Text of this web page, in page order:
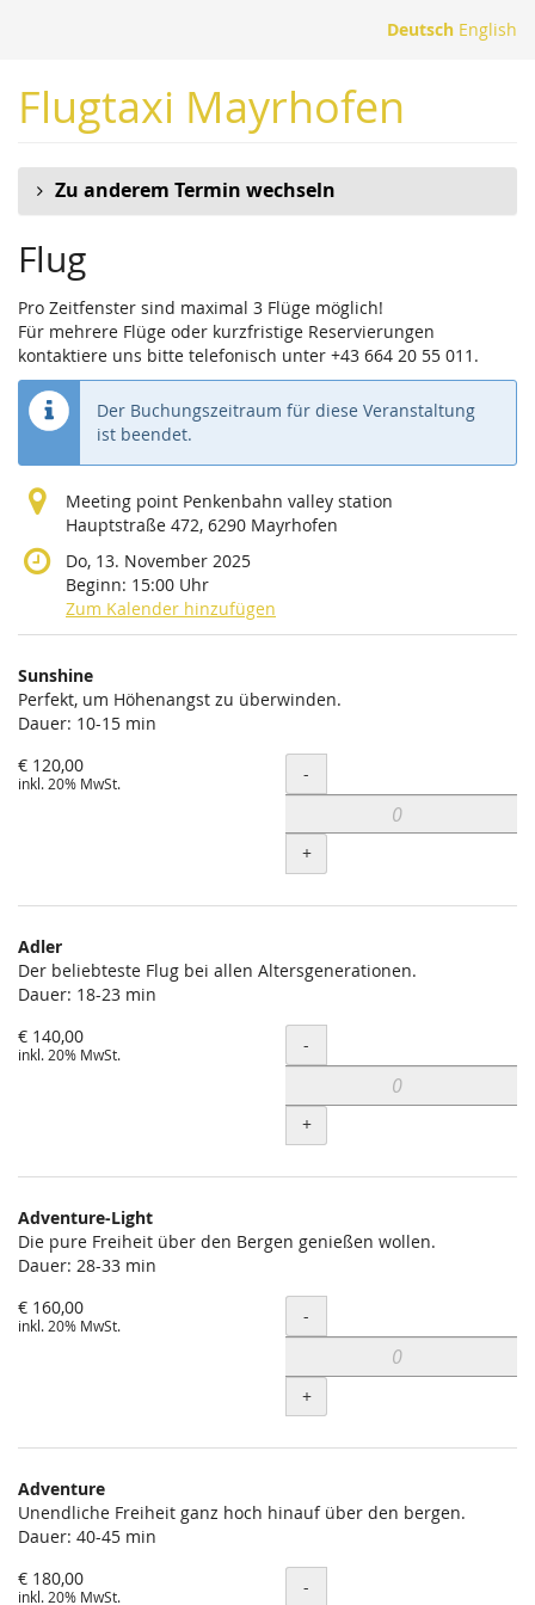
springen
Deutsch English
Flugtaxi Mayrhofen
Zu anderem Termin wechseln
Flug
Pro Zeitfenster sind maximal 3 Flüge möglich!
Für mehrere Flüge oder kurzfristige Reservierungen
kontaktiere uns bitte telefonisch unter +43 664 20 55 011.
Der Buchungszeitraum für diese Veranstaltung
ist beendet.
Meeting point Penkenbahn valley station
Hauptstraße 472, 6290 Mayrhofen
Do, 13. November 2025
Beginn: 15:00 Uhr
Zum Kalender hinzufügen
Produkte
Unkategorisierte
Produkte
Sunshine
Perfekt, um Höhenangst zu überwinden.
Dauer: 10-15 min
€ 120,00
inkl. 20% MwSt. Menge
-
+
Adler
Der beliebteste Flug bei allen Altersgenerationen.
Dauer: 18-23 min
€ 140,00
inkl. 20% MwSt. Menge
-
+
Adventure-Light
Die pure Freiheit über den Bergen genießen wollen.
Dauer: 28-33 min
€ 160,00
inkl. 20% MwSt. Menge
-
+
Adventure
Unendliche Freiheit ganz hoch hinauf über den bergen.
Dauer: 40-45 min
€ 180,00
inkl. 20% MwSt. Menge
-